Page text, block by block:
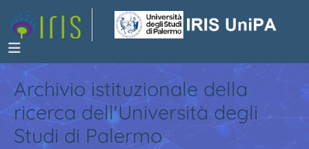
Archivio istituzionale della
ricerca dell'Università degli
Studi di Palermo